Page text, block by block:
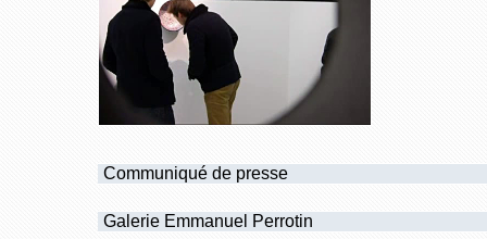
Communiqué de presse
Galerie Emmanuel Perrotin